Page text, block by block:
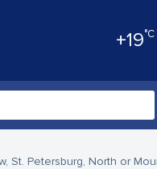
+19°C
St. Petersburg, North or